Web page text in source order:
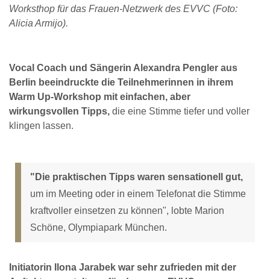
Worksthop für das Frauen-Netzwerk des EVVC (Foto:
Alicia Armijo).
Vocal Coach und Sängerin Alexandra Pengler aus
Berlin beeindruckte die Teilnehmerinnen in ihrem
Warm Up-Workshop mit einfachen, aber
wirkungsvollen Tipps, die eine Stimme tiefer und voller
klingen lassen.
"Die praktischen Tipps waren sensationell gut,
um im Meeting oder in einem Telefonat die Stimme
kraftvoller einsetzen zu können", lobte Marion
Schöne, Olympiapark München.
Initiatorin Ilona Jarabek war sehr zufrieden mit der